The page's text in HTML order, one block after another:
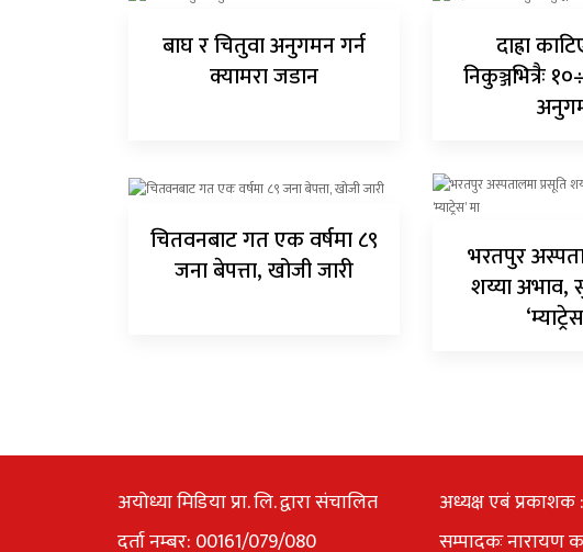
बाघ र चितुवा अनुगमन गर्न
क्यामरा जडान
दाह्रा
निकुञ्जभित्रैः
चितवनबाट गत एक वर्षमा ८९
जना बेपत्ता, खोजी जारी
भरतपुर
शय्या अभाव,
अयोध्या मिडिया प्रा. लि. द्वारा संचालित
दर्ता नम्बर: 00161/079/080
अध्यक्ष एबं प्रकाशक
सम्पादकः नारायण